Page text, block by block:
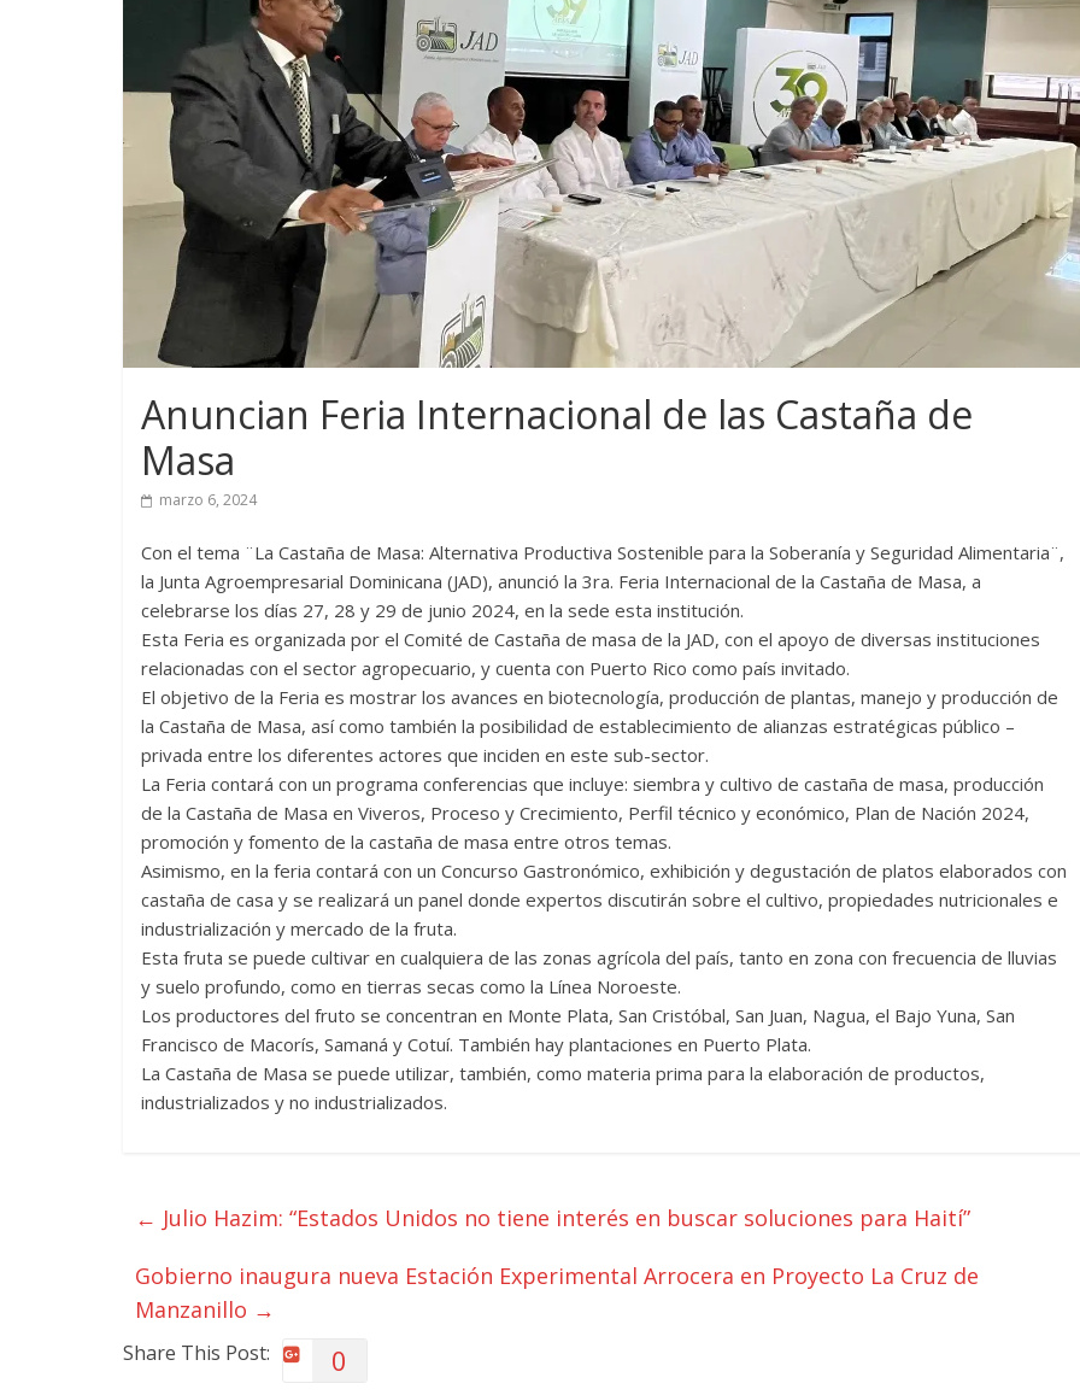
Anuncian Feria Internacional de las Castaña de
Masa
marzo 6, 2024
Con el tema ¨La Castaña de Masa: Alternativa Productiva Sostenible para la Soberanía y Seguridad Alimentaria¨,
la Junta Agroempresarial Dominicana (JAD), anunció la 3ra. Feria Internacional de la Castaña de Masa, a
celebrarse los días 27, 28 y 29 de junio 2024, en la sede esta institución.
Esta Feria es organizada por el Comité de Castaña de masa de la JAD, con el apoyo de diversas instituciones
relacionadas con el sector agropecuario, y cuenta con Puerto Rico como país invitado.
El objetivo de la Feria es mostrar los avances en biotecnología, producción de plantas, manejo y producción de
la Castaña de Masa, así como también la posibilidad de establecimiento de alianzas estratégicas público –
privada entre los diferentes actores que inciden en este sub-sector.
La Feria contará con un programa conferencias que incluye: siembra y cultivo de castaña de masa, producción
de la Castaña de Masa en Viveros, Proceso y Crecimiento, Perfil técnico y económico, Plan de Nación 2024,
promoción y fomento de la castaña de masa entre otros temas.
Asimismo, en la feria contará con un Concurso Gastronómico, exhibición y degustación de platos elaborados con
castaña de casa y se realizará un panel donde expertos discutirán sobre el cultivo, propiedades nutricionales e
industrialización y mercado de la fruta.
Esta fruta se puede cultivar en cualquiera de las zonas agrícola del país, tanto en zona con frecuencia de lluvias
y suelo profundo, como en tierras secas como la Línea Noroeste.
Los productores del fruto se concentran en Monte Plata, San Cristóbal, San Juan, Nagua, el Bajo Yuna, San
Francisco de Macorís, Samaná y Cotuí. También hay plantaciones en Puerto Plata.
La Castaña de Masa se puede utilizar, también, como materia prima para la elaboración de productos,
industrializados y no industrializados.
← Julio Hazim: “Estados Unidos no tiene interés en buscar soluciones para Haití”
Gobierno inaugura nueva Estación Experimental Arrocera en Proyecto La Cruz de
Manzanillo →
Share This Post: 0